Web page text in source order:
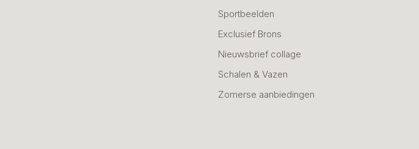
Sportbeelden
Exclusief Brons
Nieuwsbrief collage
Schalen & Vazen
Zomerse aanbiedingen